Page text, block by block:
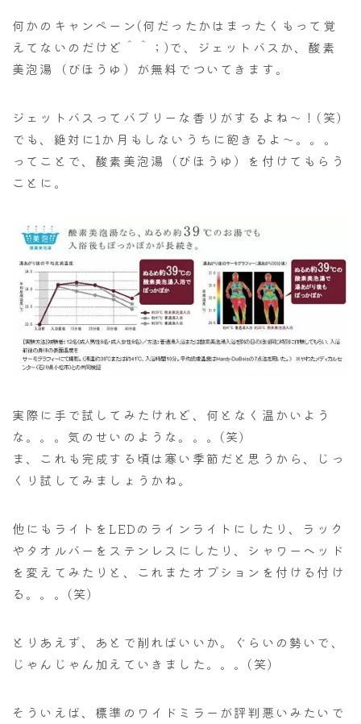
何かのキャンペーン(何だったかはまったくもって覚
えてないのだけど＾＾；)で、ジェットバスか、酸素
美泡湯（びほうゆ）が無料でついてきます。
ジェットバスってバブリーな香りがするよね～！(笑)
でも、絶対に1か月もしないうちに飽きるよ～。。。
ってことで、酸素美泡湯（びほうゆ）を付けてもらう
ことに。
実際に手で試してみたけれど、何となく温かいよう
な。。。気のせいのような。。。(笑)
ま、これも完成する頃は寒い季節だと思うから、じっ
くり試してみましょうかね。
他にもライトをLEDのラインライトにしたり、ラック
やタオルバーをステンレスにしたり、シャワーヘッド
を変えてみたりと、これまたオプションを付ける付け
る。。。(笑)
とりあえず、あとで削ればいいか。ぐらいの勢いで、
じゃんじゃん加えていきました。。。(笑)
そういえば、標準のワイドミラーが評判悪いみたいで